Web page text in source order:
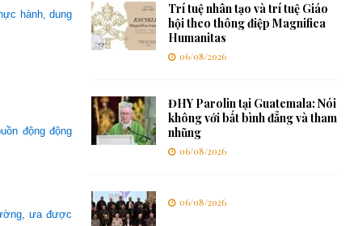
hành, dung
động động
ưa được
Trí tuệ nhân tạo và trí tuệ Giáo
hội theo thông điệp Magnifica
Humanitas
06/08/2026
ĐHY Parolin tại Guatemala: Nói
không với bất bình đẳng và tham
nhũng
06/08/2026
06/08/2026